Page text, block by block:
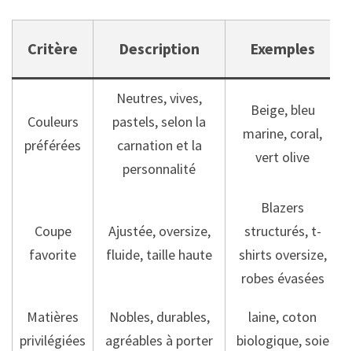
Critère Description Exemples
Couleurs
préférées
Neutres, vives,
pastels, selon la
carnation et la
personnalité
Beige, bleu
marine, coral,
vert olive
Coupe
favorite
Ajustée, oversize,
fluide, taille haute
Blazers
structurés, t-
shirts oversize,
robes évasées
Matières
privilégiées
Nobles, durables,
agréables à porter
laine, coton
biologique, soie